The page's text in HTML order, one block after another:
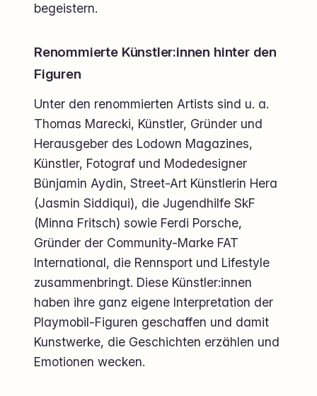
begeistern.
Renommierte Künstler:innen hinter den
Figuren
Unter den renommierten Artists sind u. a.
Thomas Marecki, Künstler, Gründer und
Herausgeber des Lodown Magazines,
Künstler, Fotograf und Modedesigner
Bünjamin Aydin, Street-Art Künstlerin Hera
(Jasmin Siddiqui), die Jugendhilfe SkF
(Minna Fritsch) sowie Ferdi Porsche,
Gründer der Community-Marke FAT
International, die Rennsport und Lifestyle
zusammenbringt. Diese Künstler:innen
haben ihre ganz eigene Interpretation der
Playmobil-Figuren geschaffen und damit
Kunstwerke, die Geschichten erzählen und
Emotionen wecken.